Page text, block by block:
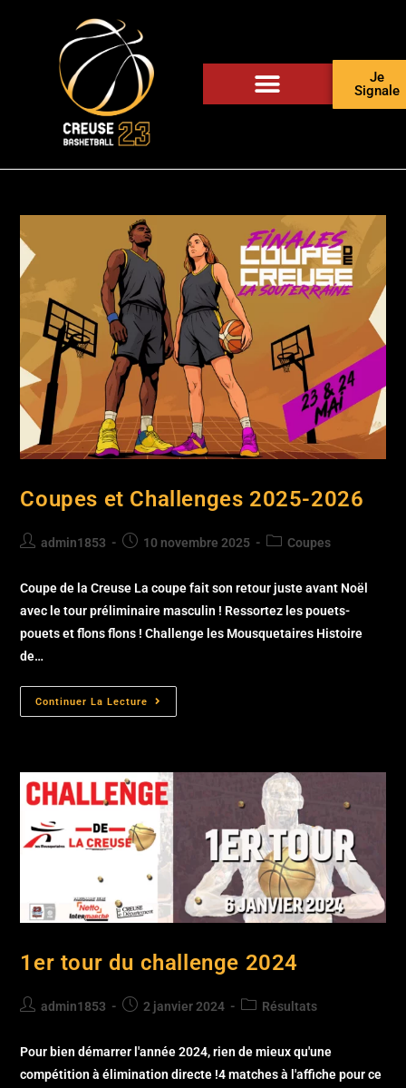
Je
Signale
Coupes et Challenges 2025-2026
admin1853 10 novembre 2025 Coupes
Coupe de la Creuse La coupe fait son retour juste avant Noël
avec le tour préliminaire masculin ! Ressortez les pouets-
pouets et flons flons ! Challenge les Mousquetaires Histoire
de…
Continuer La Lecture
1er tour du challenge 2024
admin1853 2 janvier 2024 Résultats
Pour bien démarrer l'année 2024, rien de mieux qu'une
compétition à élimination directe !4 matches à l'affiche pour ce